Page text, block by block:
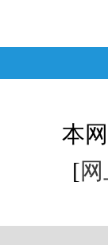
本
[